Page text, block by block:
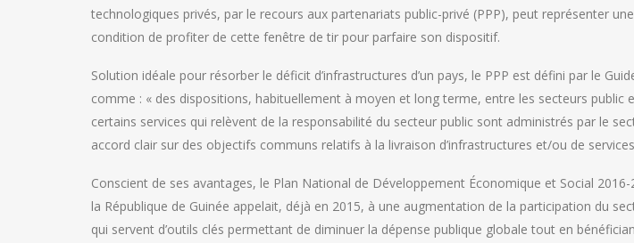
technologiques privés, par le recours aux partenariats public-privé (PPP), peut représenter
condition de profiter de cette fenêtre de tir pour parfaire son dispositif.
Solution idéale pour résorber le déficit d’infrastructures d’un pays, le PPP est défini par le
comme : « des dispositions, habituellement à moyen et long terme, entre les secteurs public
certains services qui relèvent de la responsabilité du secteur public sont administrés par le
accord clair sur des objectifs communs relatifs à la livraison d’infrastructures et/ou de
Conscient de ses avantages, le Plan National de Développement Économique et Social 2016-
la République de Guinée appelait, déjà en 2015, à une augmentation de la participation du
qui servent d’outils clés permettant de diminuer la dépense publique globale tout en